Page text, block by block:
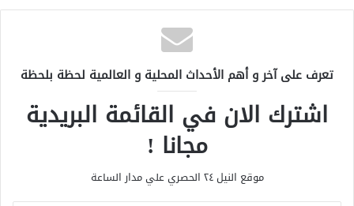
تعرف على آخر و أهم الأحداث المحلية و العالمية لحظة بلحظة
اشترك الان في القائمة البريدية
مجانا !
موقع النيل ٢٤ الحصري علي مدار الساعة